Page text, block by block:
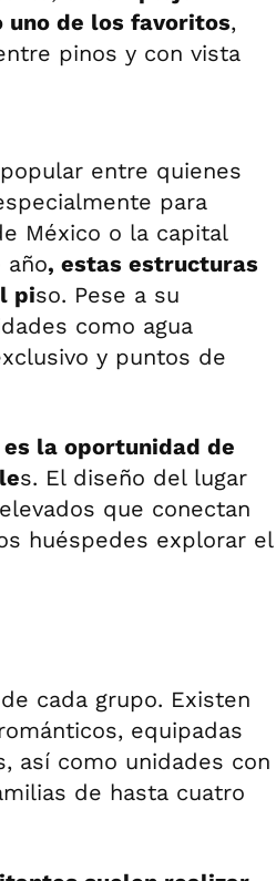
de los favoritos,
pinos y con vista
entre quienes
para
México o la capital
año, estas estructuras
piso. Pese a su
como agua
y puntos de
la oportunidad de
s. El diseño del lugar
que conectan
huéspedes explorar el
cada grupo. Existen
equipadas
así como unidades con
de hasta cuatro